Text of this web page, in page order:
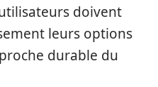
doivent
leurs options
durable du